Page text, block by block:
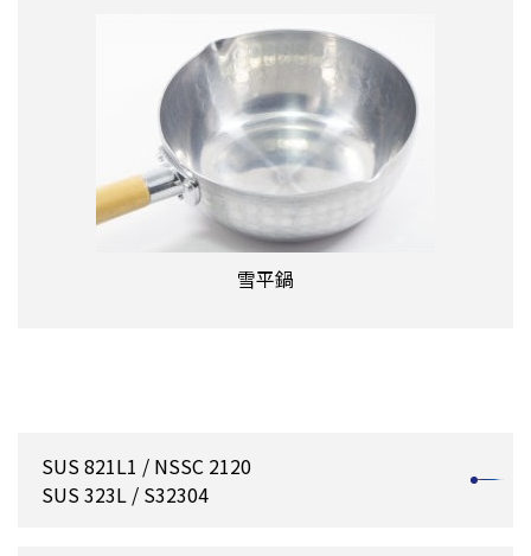
雪平鍋
SUS 821L1 / NSSC 2120
SUS 323L / S32304